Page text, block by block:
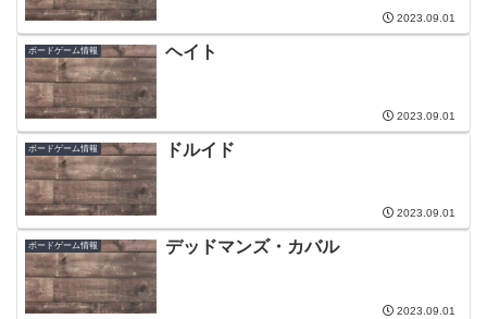
2023.09.01
ボードゲーム情報 ヘイト
2023.09.01
ボードゲーム情報 ドルイド
2023.09.01
ボードゲーム情報 デッドマンズ・カバル
2023.09.01